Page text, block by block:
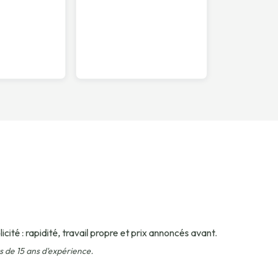
: rapidité, travail propre et prix annoncés avant.
15 ans d'expérience.